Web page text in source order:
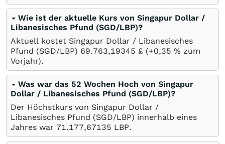
Wie ist der aktuelle Kurs von Singapur Dollar /
Libanesisches Pfund (SGD/LBP)?
Aktuell kostet Singapur Dollar / Libanesisches
Pfund (SGD/LBP) 69.763,19345 £ (+0,35 % zum
Vorjahr).
Was war das 52 Wochen Hoch von Singapur
Dollar / Libanesisches Pfund (SGD/LBP)?
Der Höchstkurs von Singapur Dollar /
Libanesisches Pfund (SGD/LBP) innerhalb eines
Jahres war 71.177,67135 LBP.